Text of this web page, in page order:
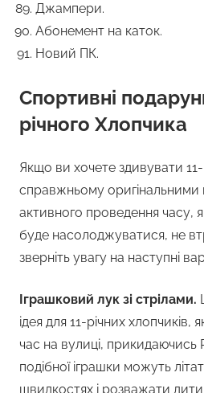
Джампери.
Абонемент на каток.
Новий ПК.
Спортивні
річного Хлопчика
Якщо ви хочете здивувати
справжньому оригінальними
активного проведення часу,
буде насолоджуватися, не
зверніть увагу на наступні
Іграшковий лук зі стрілами.
ідея для 11-річних хлопчиків,
час на вулиці, прикидаючись
подібної іграшки можуть
швидкостях і розважати